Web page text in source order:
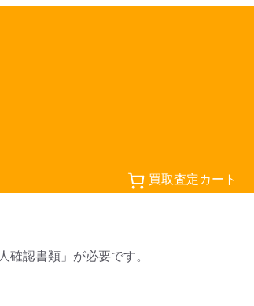
買取査定カート
確認書類」が必要です。